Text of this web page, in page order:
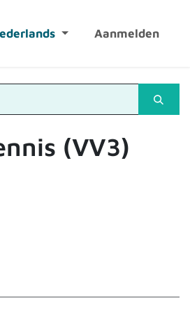
Aanmelden
(VV3)